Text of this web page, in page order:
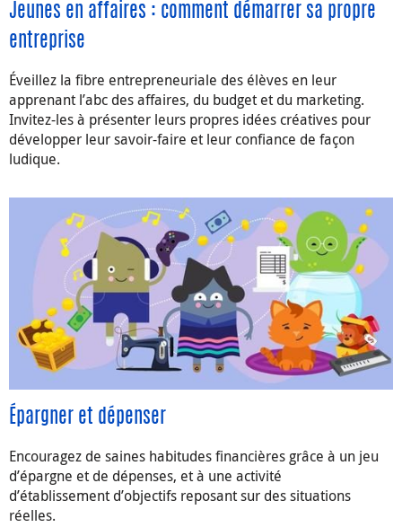
Jeunes en affaires : comment démarrer sa propre
entreprise
Éveillez la fibre entrepreneuriale des élèves en leur
apprenant l’abc des affaires, du budget et du marketing.
Invitez-les à présenter leurs propres idées créatives pour
développer leur savoir-faire et leur confiance de façon
ludique.
Épargner et dépenser
Encouragez de saines habitudes financières grâce à un jeu
d’épargne et de dépenses, et à une activité
d’établissement d’objectifs reposant sur des situations
réelles.